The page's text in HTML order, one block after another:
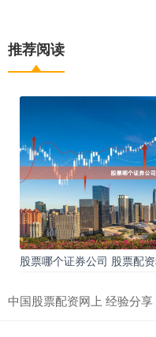
推荐阅读
股票哪个证券公司 股票配
中国股票配资网上 经验分